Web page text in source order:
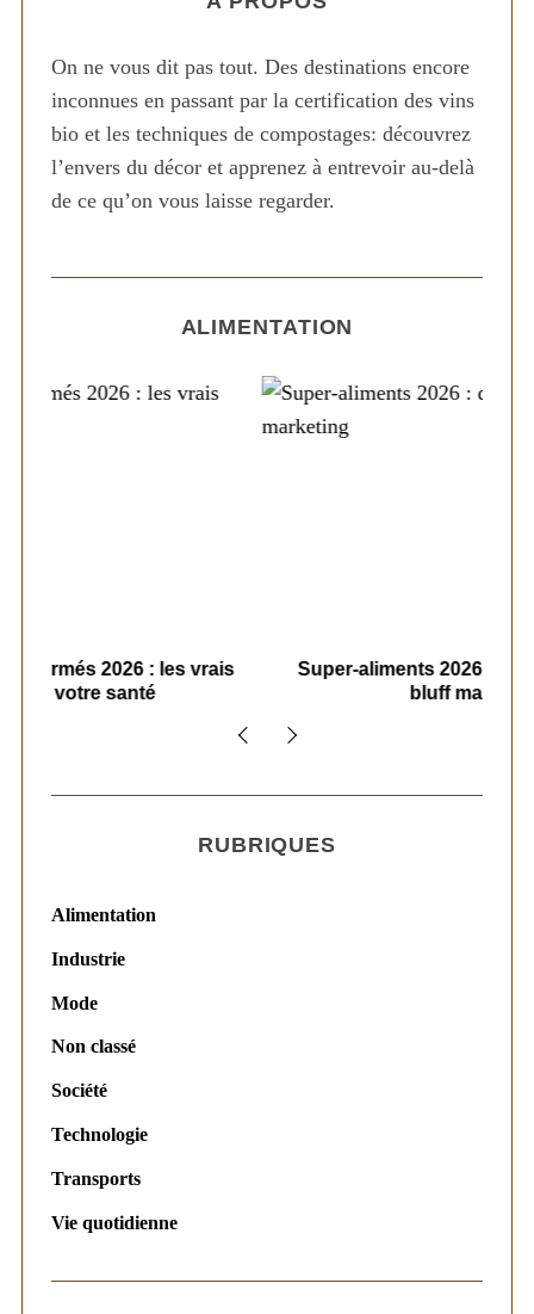
On ne vous dit pas tout. Des destinations encore
inconnues en passant par la certification des vins
bio et les techniques de compostages: découvrez
l’envers du décor et apprenez à entrevoir au-delà
de ce qu’on vous laisse regarder.
ALIMENTATION
Super-aliments 2026 : démêler le vrai du
RUBRIQUES
Alimentation
Industrie
Mode
Non classé
Société
Technologie
Transports
Vie quotidienne
r
: